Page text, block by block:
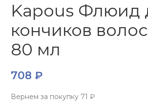
Kapous Флюид
кончиков
80 мл
708 ₽
Вернем за покупку71 ₽